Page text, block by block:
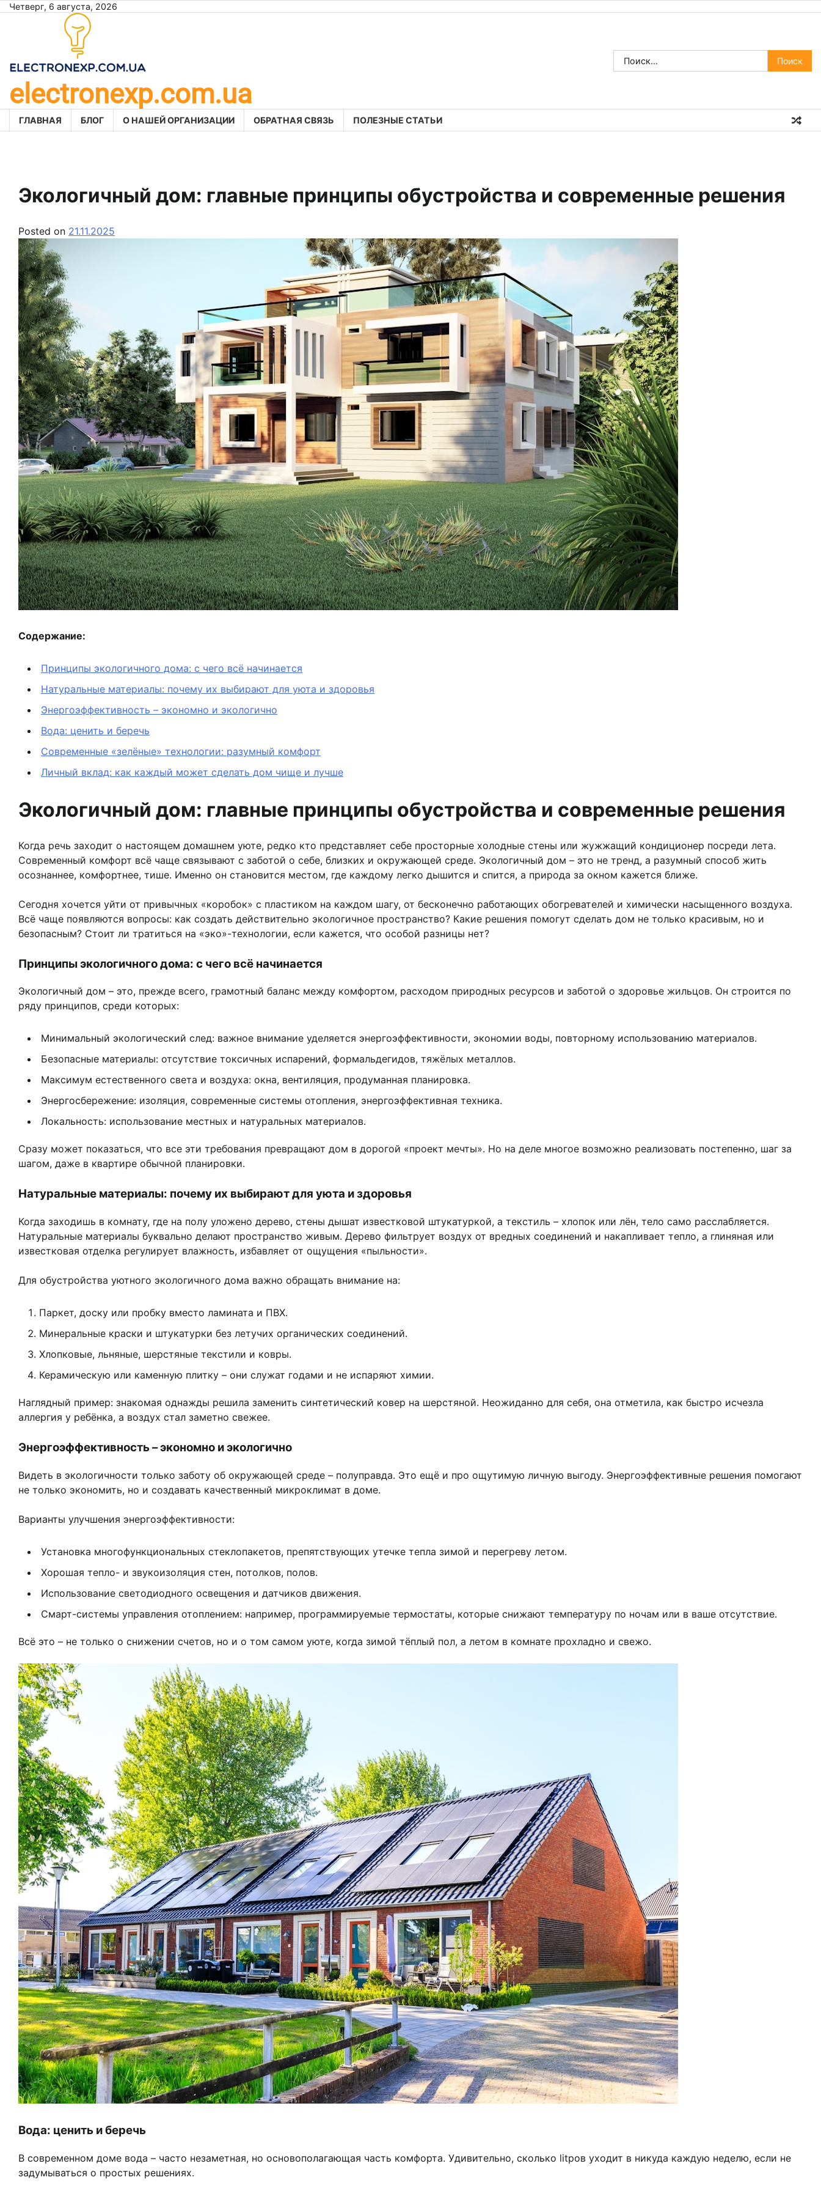
SkipЧетверг, 6 августа, 2026
electronexp.com.ua
Найти:
ГЛАВНАЯ БЛОГ О НАШЕЙ ОРГАНИЗАЦИИ ОБРАТНАЯ СВЯЗЬ ПОЛЕЗНЫЕ СТАТЬИ
Экологичный дом: главные принципы обустройства и современные решения
Posted on 21.11.2025
Содержание:
Принципы экологичного дома: с чего всё начинается
Натуральные материалы: почему их выбирают для уюта и здоровья
Энергоэффективность – экономно и экологично
Вода: ценить и беречь
Современные «зелёные» технологии: разумный комфорт
Личный вклад: как каждый может сделать дом чище и лучше
Экологичный дом: главные принципы обустройства и современные решения
Когда речь заходит о настоящем домашнем уюте, редко кто представляет себе просторные холодные стены или жужжащий кондиционер посреди лета.
Современный комфорт всё чаще связывают с заботой о себе, близких и окружающей среде. Экологичный дом – это не тренд, а разумный способ жить
осознаннее, комфортнее, тише. Именно он становится местом, где каждому легко дышится и спится, а природа за окном кажется ближе.
Сегодня хочется уйти от привычных «коробок» с пластиком на каждом шагу, от бесконечно работающих обогревателей и химически насыщенного воздуха.
Всё чаще появляются вопросы: как создать действительно экологичное пространство? Какие решения помогут сделать дом не только красивым, но и
безопасным? Стоит ли тратиться на «эко»-технологии, если кажется, что особой разницы нет?
Принципы экологичного дома: с чего всё начинается
Экологичный дом – это, прежде всего, грамотный баланс между комфортом, расходом природных ресурсов и заботой о здоровье жильцов. Он строится по
ряду принципов, среди которых:
Минимальный экологический след: важное внимание уделяется энергоэффективности, экономии воды, повторному использованию материалов.
Безопасные материалы: отсутствие токсичных испарений, формальдегидов, тяжёлых металлов.
Максимум естественного света и воздуха: окна, вентиляция, продуманная планировка.
Энергосбережение: изоляция, современные системы отопления, энергоэффективная техника.
Локальность: использование местных и натуральных материалов.
Сразу может показаться, что все эти требования превращают дом в дорогой «проект мечты». Но на деле многое возможно реализовать постепенно, шаг за
шагом, даже в квартире обычной планировки.
Натуральные материалы: почему их выбирают для уюта и здоровья
Когда заходишь в комнату, где на полу уложено дерево, стены дышат известковой штукатуркой, а текстиль – хлопок или лён, тело само расслабляется.
Натуральные материалы буквально делают пространство живым. Дерево фильтрует воздух от вредных соединений и накапливает тепло, а глиняная или
известковая отделка регулирует влажность, избавляет от ощущения «пыльности».
Для обустройства уютного экологичного дома важно обращать внимание на:
Паркет, доску или пробку вместо ламината и ПВХ.
Минеральные краски и штукатурки без летучих органических соединений.
Хлопковые, льняные, шерстяные текстили и ковры.
Керамическую или каменную плитку – они служат годами и не испаряют химии.
Наглядный пример: знакомая однажды решила заменить синтетический ковер на шерстяной. Неожиданно для себя, она отметила, как быстро исчезла
аллергия у ребёнка, а воздух стал заметно свежее.
Энергоэффективность – экономно и экологично
Видеть в экологичности только заботу об окружающей среде – полуправда. Это ещё и про ощутимую личную выгоду. Энергоэффективные решения помогают
не только экономить, но и создавать качественный микроклимат в доме.
Варианты улучшения энергоэффективности:
Установка многофункциональных стеклопакетов, препятствующих утечке тепла зимой и перегреву летом.
Хорошая тепло- и звукоизоляция стен, потолков, полов.
Использование светодиодного освещения и датчиков движения.
Смарт-системы управления отоплением: например, программируемые термостаты, которые снижают температуру по ночам или в ваше отсутствие.
Всё это – не только о снижении счетов, но и о том самом уюте, когда зимой тёплый пол, а летом в комнате прохладно и свежо.
Вода: ценить и беречь
В современном доме вода – часто незаметная, но основополагающая часть комфорта. Удивительно, сколько litров уходит в никуда каждую неделю, если не
задумываться о простых решениях.